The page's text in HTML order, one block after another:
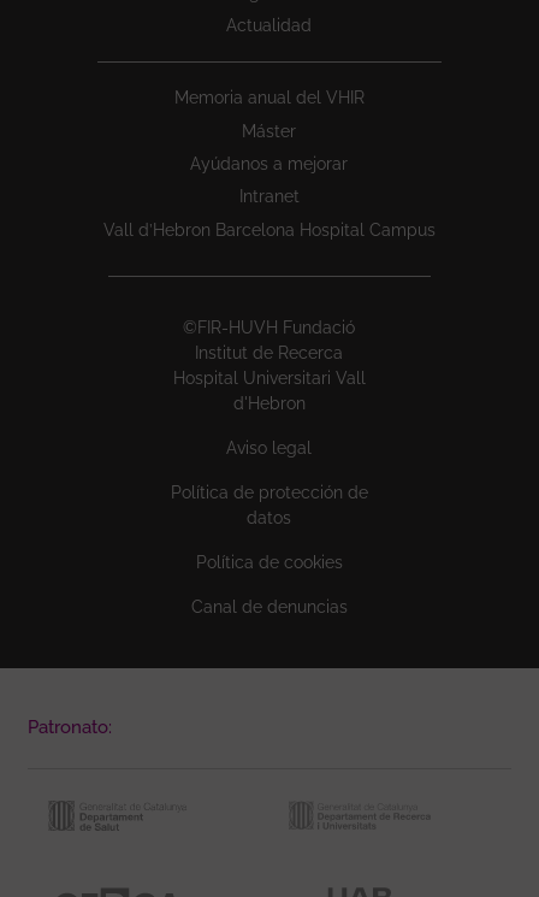
Actualidad
Memoria anual del VHIR
Máster
Ayúdanos a mejorar
Intranet
Vall d’Hebron Barcelona Hospital Campus
©FIR-HUVH Fundació
Institut de Recerca
Hospital Universitari Vall
d'Hebron
Aviso legal
Política de protección de
datos
Política de cookies
Canal de denuncias
Patronato: